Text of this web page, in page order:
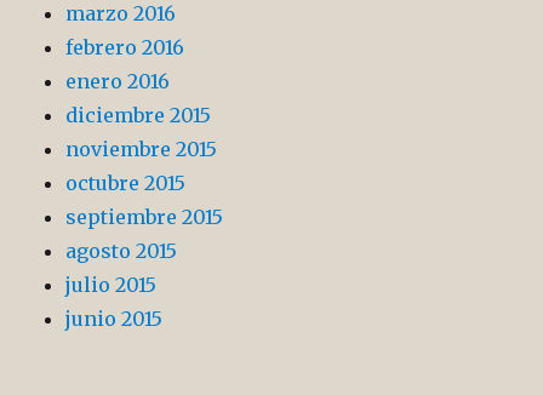
marzo 2016
febrero 2016
enero 2016
diciembre 2015
noviembre 2015
octubre 2015
septiembre 2015
agosto 2015
julio 2015
junio 2015